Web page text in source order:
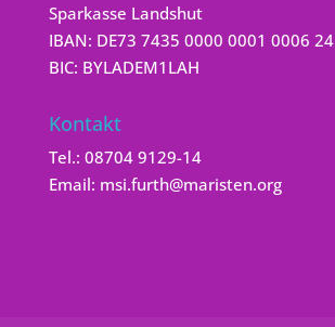
Sparkasse Landshut
IBAN: DE73 7435 0000 0001 0006 24
BIC: BYLADEM1LAH
Kontakt
Tel.: 08704 9129-14
Email: msi.furth@maristen.org